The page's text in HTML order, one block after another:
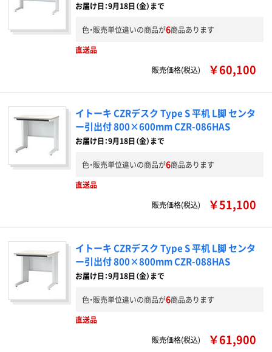
お届け日：9月18日（金）まで
色・販売単位違いの商品が6商品あります
直送品
販売価格(税込)
￥60,100
イトーキ CZRデスク Type S 平机 L脚 センタ
ー引出付 800×600mm CZR-086HAS
お届け日：9月18日（金）まで
色・販売単位違いの商品が6商品あります
直送品
販売価格(税込)
￥51,100
イトーキ CZRデスク Type S 平机 L脚 センタ
ー引出付 800×800mm CZR-088HAS
お届け日：9月18日（金）まで
色・販売単位違いの商品が6商品あります
直送品
販売価格(税込)
￥61,900